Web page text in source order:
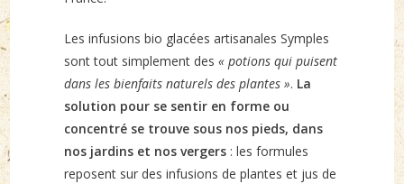
Les infusions bio glacées artisanales Symples
sont tout simplement des« potions qui puisent
dans les bienfaits naturels des plantes ». La
solution pour se sentir en forme ou
concentré se trouve sous nos pieds, dans
nos jardins et nos vergers : les formules
reposent sur des infusions de plantes et jus de